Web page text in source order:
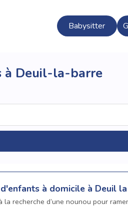
Babysitter
à Deuil-la-barre
à domicile à Deuil
la recherche d’une nounou pour